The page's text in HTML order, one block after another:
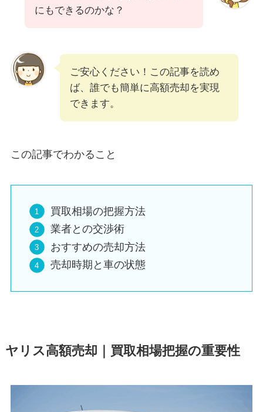
にもできるのかな？
ご安心ください！この記事を読め
ば、誰でも簡単に高額売却を実現
できます。
この記事でわかること
買取相場の把握方法
業者との交渉術
おすすめの売却方法
売却時期と車の状態
ヤリス高額売却｜買取相場把握の重要性